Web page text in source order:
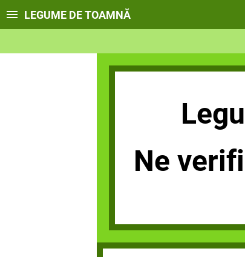
LEGUME DE TOAMNĂ
Ne